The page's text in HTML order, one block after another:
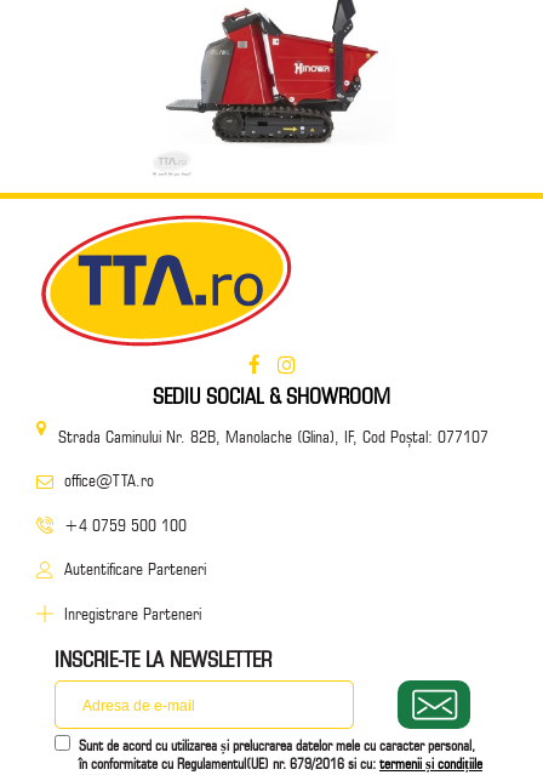
SEDIU SOCIAL & SHOWROOM
Strada Caminului Nr. 82B, Manolache (Glina), IF, Cod Poștal: 077107
office@TTA.ro
+4 0759 500 100
Autentificare Parteneri
Inregistrare Parteneri
INSCRIE-TE LA NEWSLETTER
Sunt de acord cu utilizarea și prelucrarea datelor mele cu caracter personal,
în conformitate cu Regulamentul(UE) nr. 679/2016 si cu: termenii și condițiile